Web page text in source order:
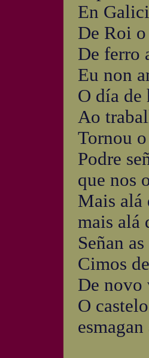
En
De Roi
De ferro
Eu non
O día de
Ao
Tornou
Podre
que nos
Mais alá
mais alá
Señan
Cimos
De novo
O